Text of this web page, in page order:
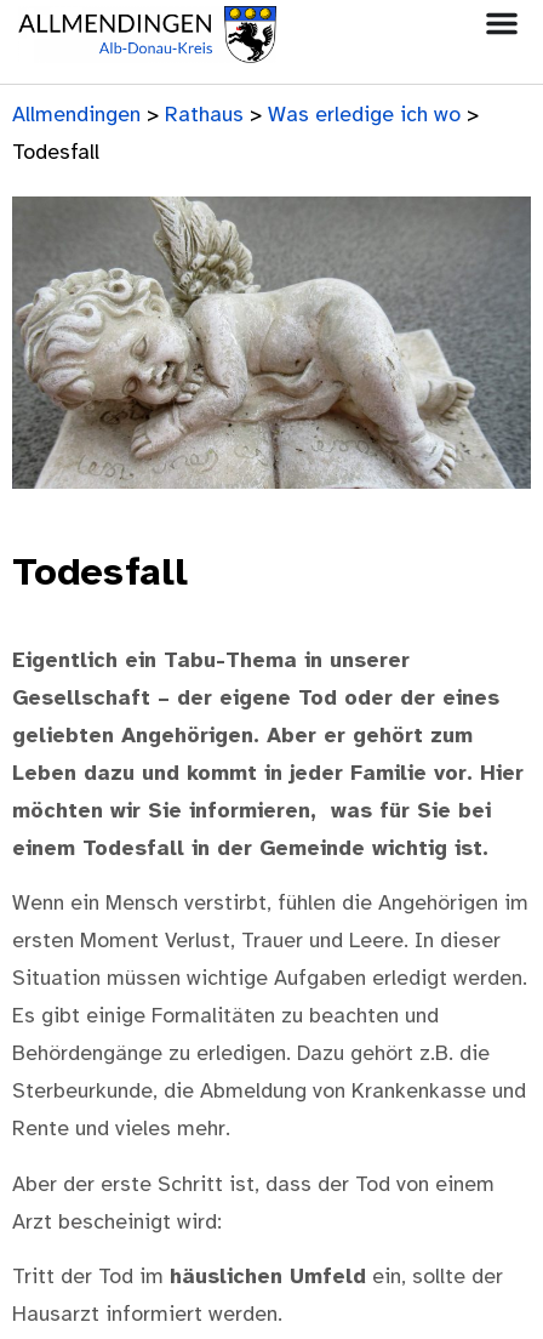
Allmendingen > Rathaus > Was erledige ich wo >
Todesfall
Todesfall
Eigentlich ein Tabu-Thema in unserer
Gesellschaft – der eigene Tod oder der eines
geliebten Angehörigen. Aber er gehört zum
Leben dazu und kommt in jeder Familie vor. Hier
möchten wir Sie informieren, was für Sie bei
einem Todesfall in der Gemeinde wichtig ist.
Wenn ein Mensch verstirbt, fühlen die Angehörigen im
ersten Moment Verlust, Trauer und Leere. In dieser
Situation müssen wichtige Aufgaben erledigt werden.
Es gibt einige Formalitäten zu beachten und
Behördengänge zu erledigen. Dazu gehört z.B. die
Sterbeurkunde, die Abmeldung von Krankenkasse und
Rente und vieles mehr.
Aber der erste Schritt ist, dass der Tod von einem
Arzt bescheinigt wird:
Tritt der Tod im häuslichen Umfeld ein, sollte der
Hausarzt informiert werden.